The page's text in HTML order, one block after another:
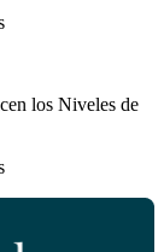
los Niveles de